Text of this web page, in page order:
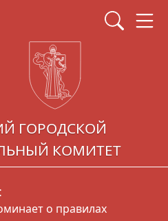
ГОРОДСКОЙ
КОМИТЕТ
о правилах